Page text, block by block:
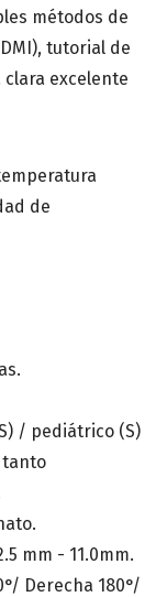
métodos de
tutorial de
excelente
de
/ pediátrico (S)
tanto
mm - 11.0mm.
Derecha 180°/